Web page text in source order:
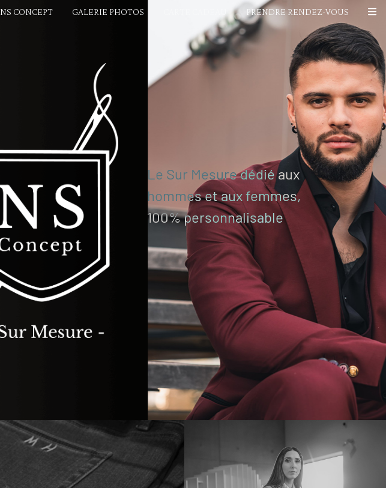
NS CONCEPT GALERIE PHOTOS PRENDRE RENDEZ-VOUS
Le Sur Mesure dédié aux
hommes et aux femmes,
100% personnalisable